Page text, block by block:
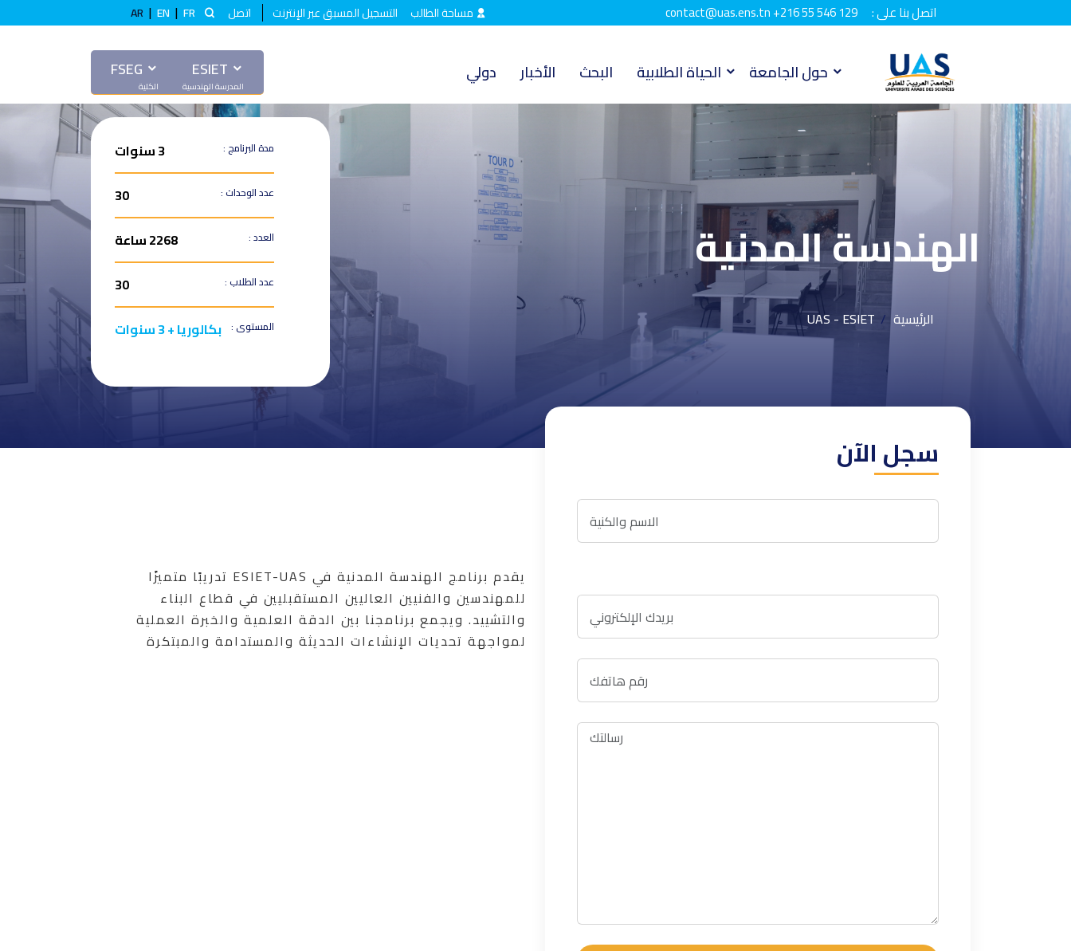
اتصل بنا على : +216 55 546 129
contact@uas.ens.tn مساحة الطالب التسجيل المسبق عبر الإنترنت اتصل FR
|
EN
|
AR
حول الجامعة الحياة الطلابية البحث الأخبار دولي ESIET
FSEG
الهندسة المدنية
الرئيسية UAS - ESIET
مدة البرنامج : 3 سنوات
عدد الوحدات : 30
العدد : 2268 ساعة
عدد الطلاب : 30
المستوى : بكالوريا + 3 سنوات
سجل الآن
يقدم برنامج الهندسة المدنية في ESIET-UAS تدريبًا متميزًا
للمهندسين والفنيين العاليين المستقبليين في قطاع البناء
والتشييد. ويجمع برنامجنا بين الدقة العلمية والخبرة العملية
لمواجهة تحديات الإنشاءات الحديثة والمستدامة والمبتكرة